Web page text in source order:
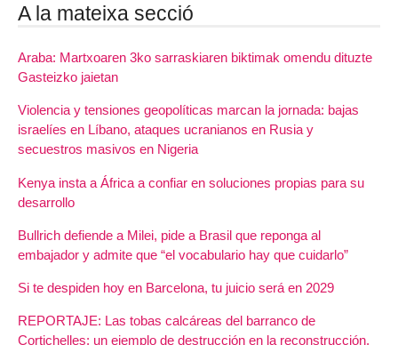
A la mateixa secció
Araba: Martxoaren 3ko sarraskiaren biktimak omendu dituzte
Gasteizko jaietan
Violencia y tensiones geopolíticas marcan la jornada: bajas
israelíes en Líbano, ataques ucranianos en Rusia y
secuestros masivos en Nigeria
Kenya insta a África a confiar en soluciones propias para su
desarrollo
Bullrich defiende a Milei, pide a Brasil que reponga al
embajador y admite que “el vocabulario hay que cuidarlo”
Si te despiden hoy en Barcelona, tu juicio será en 2029
REPORTAJE: Las tobas calcáreas del barranco de
Cortichelles: un ejemplo de destrucción en la reconstrucción.